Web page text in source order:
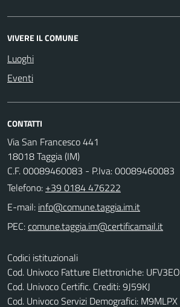
VIVERE IL COMUNE
Luoghi
Eventi
CONTATTI
Via San Francesco 441
18018 Taggia (IM)
C.F. 00089460083 - P.Iva: 00089460083
Telefono: +39 0184 476222
E-mail:
PEC:
Codici istituzionali
Cod. Univoco Fatture Elettroniche: UFV3EO
Cod. Univoco Certific. Crediti: 9J59KJ
Cod. Univoco Servizi Demografici: M9MLPX